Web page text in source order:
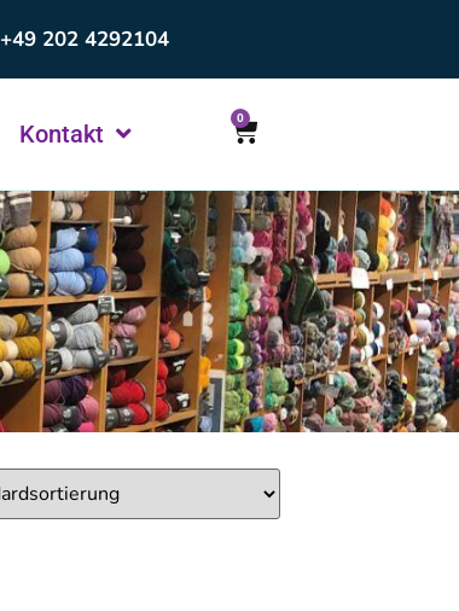
+49 202 4292104
Kontakt
0